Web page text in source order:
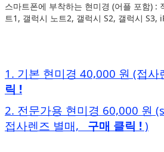
스마트폰에 부착하는 현미경 (어플 포함) :
트1, 갤럭시 노트2, 갤럭시 S2, 갤럭시
1. 기본 현미경 40,000 원 (접사
릭 !
2. 전문가용 현미경 60,000 원
접사렌즈 별매, 구매 클릭 ! )